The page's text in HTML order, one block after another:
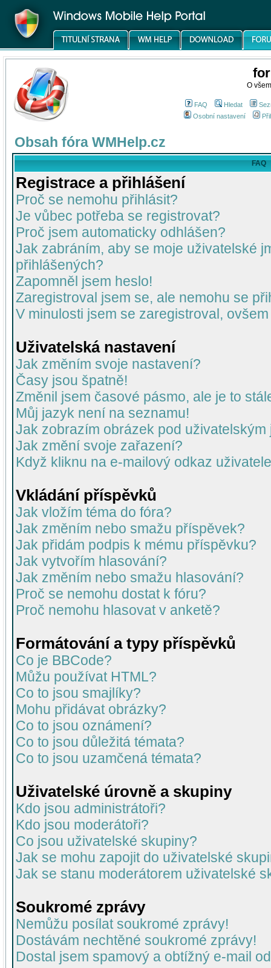
O
FAQ Hledat
Osobní nastavení
Obsah fóra WMHelp.cz
FAQ
Registrace a přihlášení
Proč se nemohu přihlásit?
Je vůbec potřeba se registrovat?
Proč jsem automaticky odhlášen?
Jak zabráním, aby se moje uživatelské
přihlášených?
Zapomněl jsem heslo!
Zaregistroval jsem se, ale nemohu se
V minulosti jsem se zaregistroval,
Uživatelská nastavení
Jak změním svoje nastavení?
Časy jsou špatně!
Změnil jsem časové pásmo, ale je to
Můj jazyk není na seznamu!
Jak zobrazím obrázek pod uživatelským
Jak změní svoje zařazení?
Když kliknu na e-mailový odkaz
Vkládání příspěvků
Jak vložím téma do fóra?
Jak změním nebo smažu příspěvek?
Jak přidám podpis k mému příspěvku?
Jak vytvořím hlasování?
Jak změním nebo smažu hlasování?
Proč se nemohu dostat k fóru?
Proč nemohu hlasovat v anketě?
Formátování a typy příspěvků
Co je BBCode?
Můžu používat HTML?
Co to jsou smajlíky?
Mohu přidávat obrázky?
Co to jsou oznámení?
Co to jsou důležitá témata?
Co to jsou uzamčená témata?
Uživatelské úrovně a skupiny
Kdo jsou administrátoři?
Kdo jsou moderátoři?
Co jsou uživatelské skupiny?
Jak se mohu zapojit do uživatelské
Jak se stanu moderátorem uživatelské
Soukromé zprávy
Nemůžu posílat soukromé zprávy!
Dostávám nechtěné soukromé zprávy!
Dostal jsem spamový a obtížný e-mail